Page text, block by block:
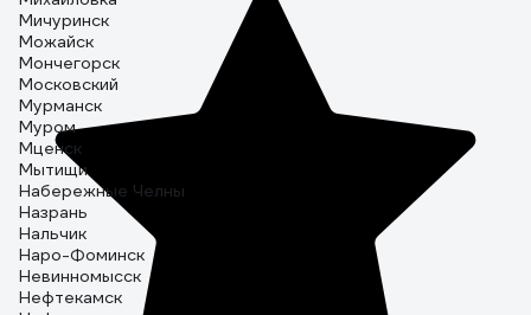
Мичуринск
Можайск
Мончегорск
Московский
Мурманск
Муром
Мценск
Мытищи
Набережные Челны
Назрань
Нальчик
Наро-Фоминск
Невинномысск
Нефтекамск